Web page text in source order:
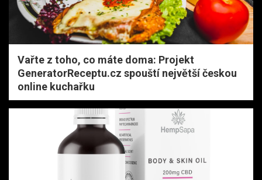
Vařte z toho, co máte doma: Projekt
GeneratorReceptu.cz spouští největší českou
online kuchařku